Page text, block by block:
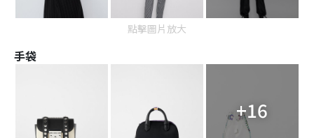
點擊圖片放大
手袋
+16